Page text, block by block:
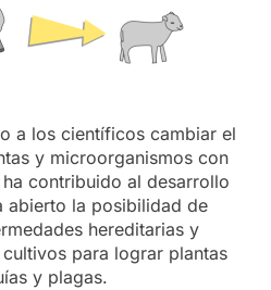
a los cien­tí­fi­cos cam­biar el
y mi­cro­or­ga­nis­mos con
con­tri­bui­do al desa­rro­llo
abier­to la po­si­bi­li­dad de
he­re­di­ta­rias y
para lo­grar plan­tas
y pla­gas.